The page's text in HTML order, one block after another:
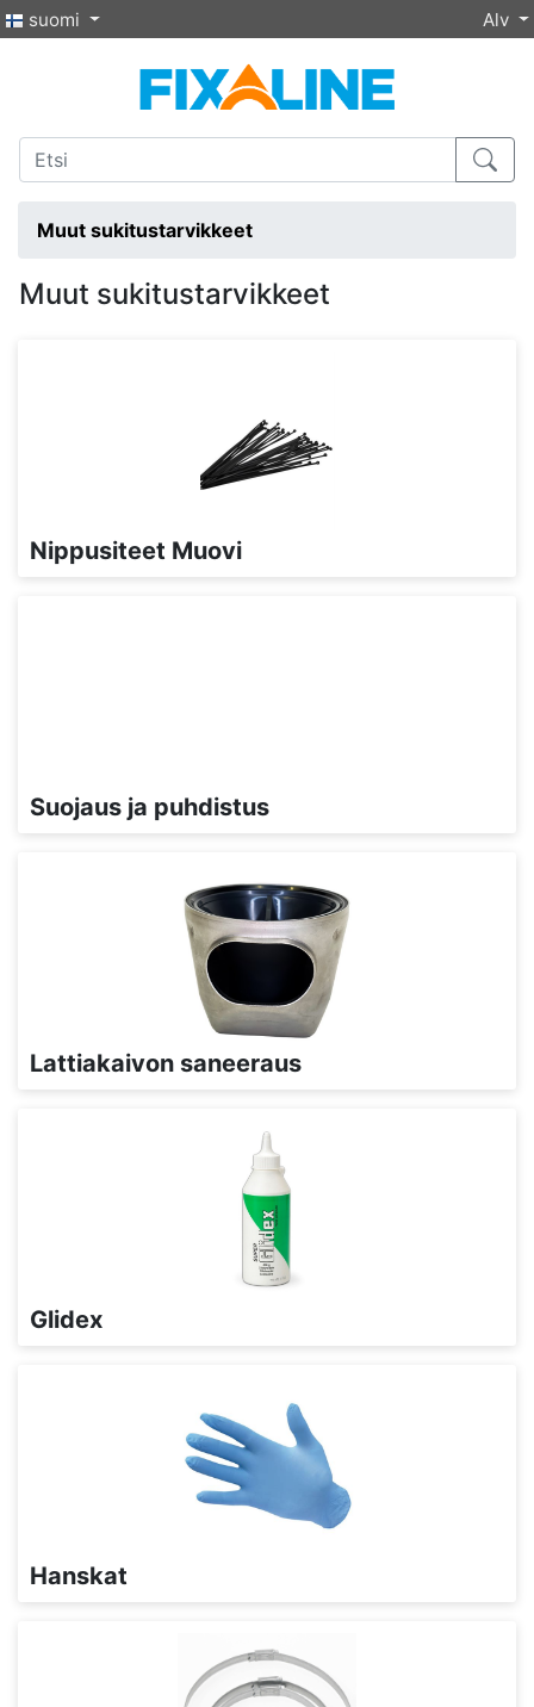
suomi Alv
Muut sukitustarvikkeet
Muut sukitustarvikkeet
Nippusiteet Muovi
Suojaus ja puhdistus
Lattiakaivon saneeraus
Glidex
Hanskat